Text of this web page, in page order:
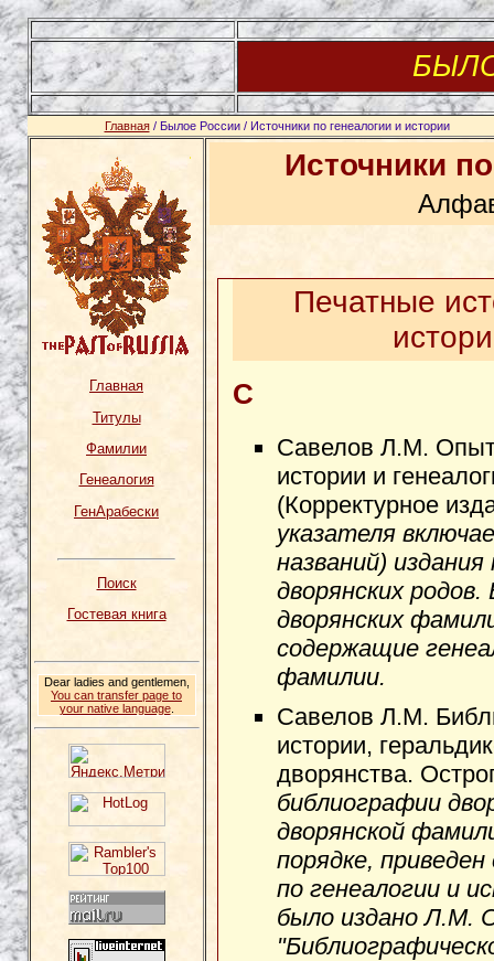
Главная/ Былое России / Источники по генеалогии и истории
Главная
Титулы
Фамилии
Генеалогия
ГенАрабески
Поиск
Гостевая книга
Dear ladies and gentlemen,
You can transfer page to
your native language.
Источники
Печатные
С
Савелов Л.М. Опыт
истории и
(Корректурное
указателя
названий)
дворянских
дворянских
содержащие
фамилии.
Савелов Л.М.
истории,
дворянства.
библиографии
дворянской
порядке,
по генеалогии и
было издано Л.М.